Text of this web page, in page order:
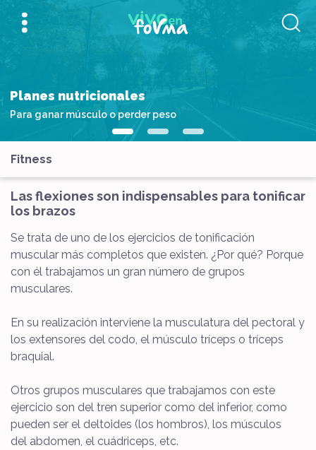
Planes nutricionales
Para ganar músculo o perder peso
Fitness
Las flexiones son indispensables para tonificar
los brazos
Se trata de uno de los ejercicios de tonificación
muscular más completos que existen. ¿Por qué? Porque
con él trabajamos un gran número de grupos
musculares.
En su realización interviene la musculatura del pectoral y
los extensores del codo, el músculo tríceps o tríceps
braquial.
Otros grupos musculares que trabajamos con este
ejercicio son del tren superior como del inferior, como
pueden ser el deltoides (los hombros), los músculos
del abdomen, el cuádriceps, etc.